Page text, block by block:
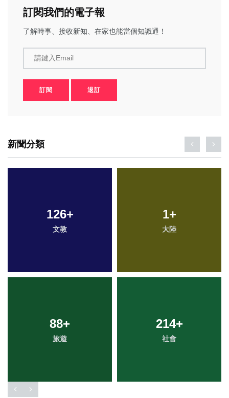
訂閱我們的電子報
了解時事、接收新知、在家也能當個知識通！
請鍵入Email
訂閱 退訂
新聞分類
126+
文教
1+
大陸
88+
旅遊
214+
社會